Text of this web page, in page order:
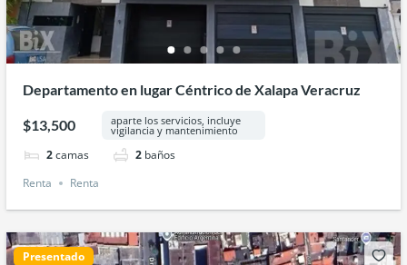
Departamento en lugar Céntrico de Xalapa Veracruz
$13,500 aparte los servicios, incluye
vigilancia y mantenimiento
2camas 2 baños
Renta
Renta
Presentado